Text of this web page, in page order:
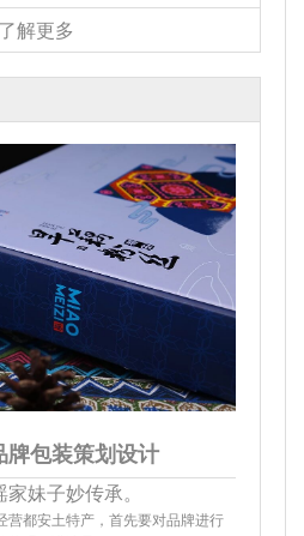
了解更多
牌包装策划设计
妹子妙传承。
营都安土特产，首先要对品牌进行